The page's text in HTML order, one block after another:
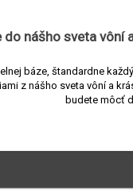
a my Vám budeme
Prihláste sa a buďte
do nášho sveta vôní
báze, štandardne
z nášho sveta vôní a
budete môcť